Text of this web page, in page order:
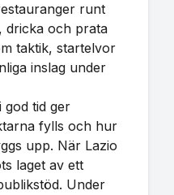
runt
dricka och prata
taktik, startelvor
inslag under
god tid ger
fylls och hur
upp. När Lazio
laget av ett
Under